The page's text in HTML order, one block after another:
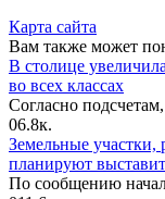
Карта сайта
Вам также может
В столице
во всех классах
Согласно
06.8к.
Земельные
планируют
По сообщению